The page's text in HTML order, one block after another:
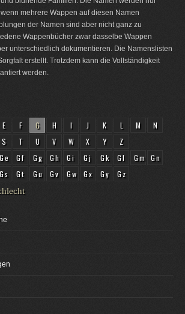
mehrere Wappen auf diesen Namen
der Namen sind aber nicht ganz zu
Wappenbücher zwar dasselbe Wappen
unterschiedlich dokumentieren. Die Namenslisten
erstellt. Trotzdem kann die Vollständigkeit
werden.
E F G H I J K L M
N
S T U V W X Y
Z
Ge Gf Gg Gh Gi Gj Gk Gl Gm Gn
Gs Gt Gu Gv Gw Gx Gy Gz